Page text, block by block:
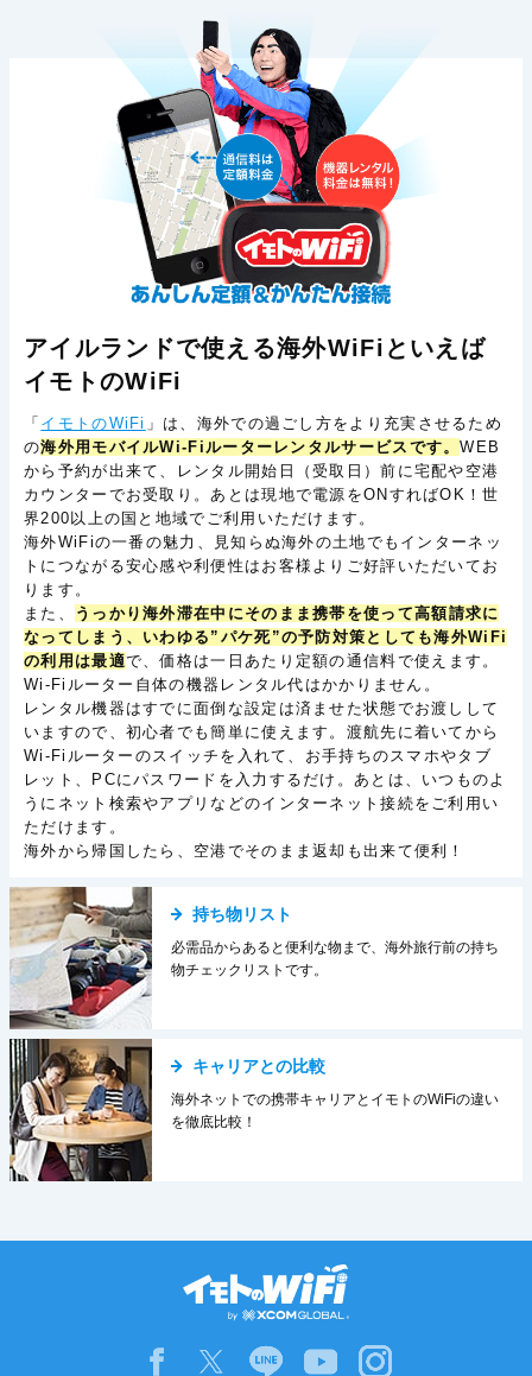
アイルランドで使える海外WiFiといえば
イモトのWiFi
「 イモトのWiFi 」は、海外での過ごし方をより充実させるため
の海外用モバイルWi-Fiルーターレンタルサービスです。WEB
から予約が出来て、レンタル開始日（受取日）前に宅配や空港
カウンターでお受取り。あとは現地で電源をONすればOK！世
界200以上の国と地域でご利用いただけます。
海外WiFiの一番の魅力、見知らぬ海外の土地でもインターネッ
トにつながる安心感や利便性はお客様よりご好評いただいてお
ります。
また、
うっかり海外滞在中にそのまま携帯を使って高額請求に
なってしまう、いわゆる”パケ死”の予防対策としても海外WiFi
の利用は最適で、価格は一日あたり定額の通信料で使えます。
Wi-Fiルーター自体の機器レンタル代はかかりません。
レンタル機器はすでに面倒な設定は済ませた状態でお渡しして
いますので、初心者でも簡単に使えます。渡航先に着いてから
Wi-Fiルーターのスイッチを入れて、お手持ちのスマホやタブ
レット、PCにパスワードを入力するだけ。あとは、いつものよ
うにネット検索やアプリなどのインターネット接続をご利用い
ただけます。
海外から帰国したら、空港でそのまま返却も出来て便利！
持ち物リスト
必需品からあると便利な物まで、海外旅行前の持ち
物チェックリストです。
キャリアとの比較
海外ネットでの携帯キャリアとイモトのWiFiの違い
を徹底比較！